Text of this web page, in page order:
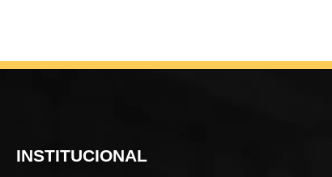
INSTITUCIONAL